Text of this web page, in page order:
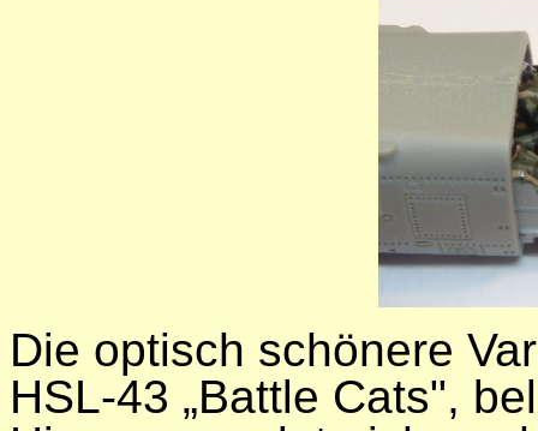
Die optisch schönere
HSL-43 „Battle Cats",